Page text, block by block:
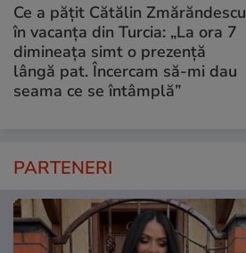
Ce a pățit Cătălin Zmărăndescu
în vacanța din Turcia: „La ora 7
dimineața simt o prezență
lângă pat. Încercam să-mi dau
seama ce se întâmplă”
PARTENERI